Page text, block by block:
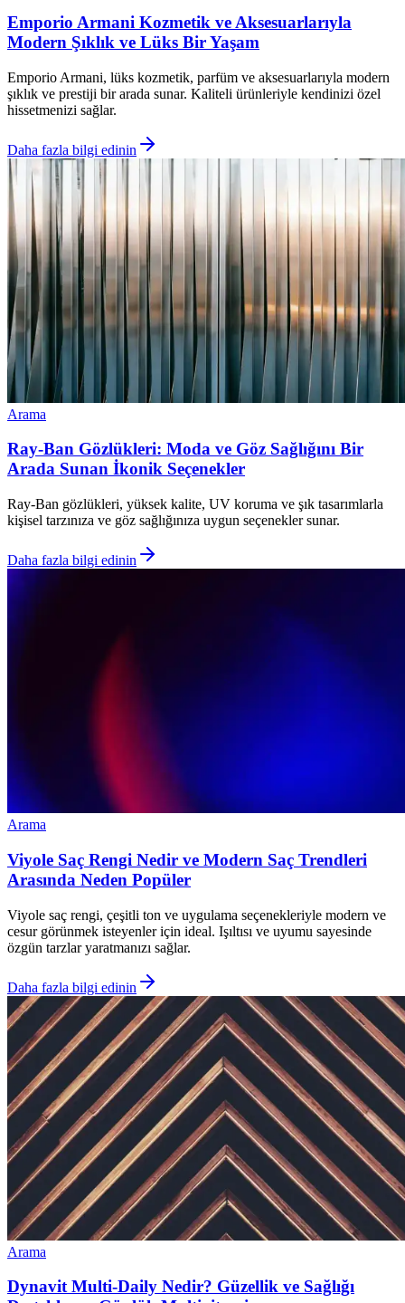
Emporio Armani Kozmetik ve Aksesuarlarıyla
Modern Şıklık ve Lüks Bir Yaşam
Emporio Armani, lüks kozmetik, parfüm ve aksesuarlarıyla modern
şıklık ve prestiji bir arada sunar. Kaliteli ürünleriyle kendinizi özel
hissetmenizi sağlar.
Daha fazla bilgi edinin
Arama
Ray-Ban Gözlükleri: Moda ve Göz Sağlığını Bir
Arada Sunan İkonik Seçenekler
Ray-Ban gözlükleri, yüksek kalite, UV koruma ve şık tasarımlarla
kişisel tarzınıza ve göz sağlığınıza uygun seçenekler sunar.
Daha fazla bilgi edinin
Arama
Viyole Saç Rengi Nedir ve Modern Saç Trendleri
Arasında Neden Popüler
Viyole saç rengi, çeşitli ton ve uygulama seçenekleriyle modern ve
cesur görünmek isteyenler için ideal. Işıltısı ve uyumu sayesinde
özgün tarzlar yaratmanızı sağlar.
Daha fazla bilgi edinin
Arama
Dynavit Multi-Daily Nedir? Güzellik ve Sağlığı